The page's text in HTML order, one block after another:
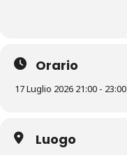
Orario
17 Luglio 2026 21:00 - 23:00
Luogo